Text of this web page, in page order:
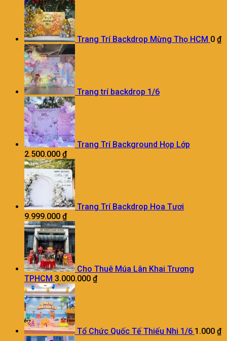
Trang Trí Backdrop Mừng Thọ HCM 0 ₫
Trang trí backdrop 1/6
Trang Trí Background Họp Lớp
2.500.000 ₫
Trang Trí Backdrop Hoa Tươi
9.999.000 ₫
Cho Thuê Múa Lân Khai Trương
TPHCM 3.000.000 ₫
Tổ Chức Quốc Tế Thiếu Nhi 1/6 1.000 ₫